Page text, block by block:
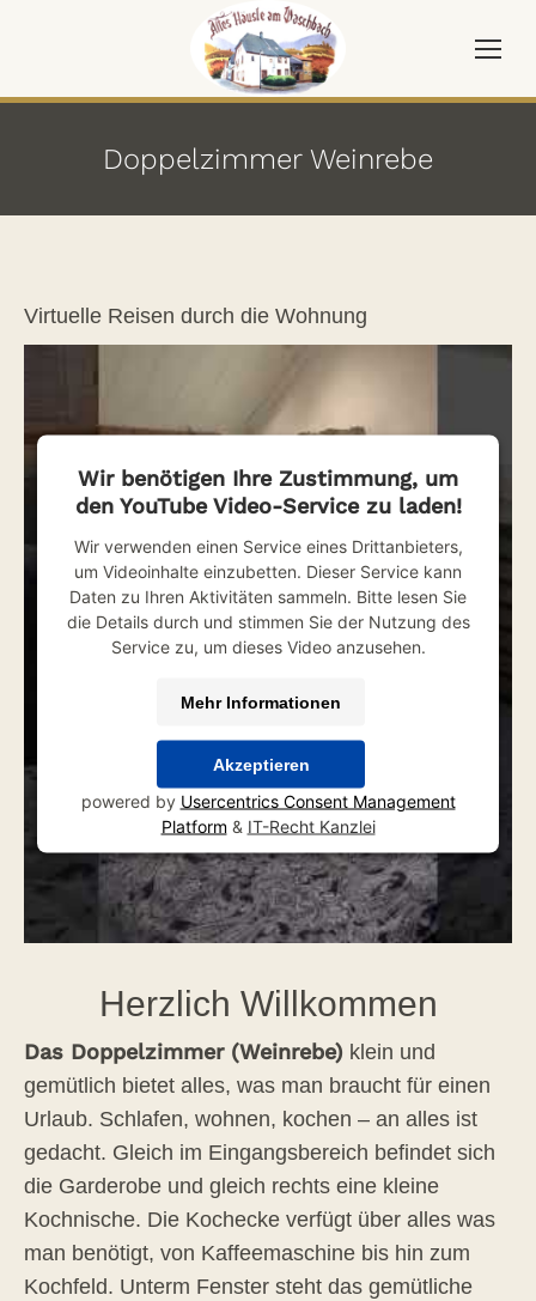
Doppelzimmer Weinrebe
Virtuelle Reisen durch die Wohnung
Wir benötigen Ihre Zustimmung, um
den YouTube Video-Service zu laden!
Wir verwenden einen Service eines Drittanbieters,
um Videoinhalte einzubetten. Dieser Service kann
Daten zu Ihren Aktivitäten sammeln. Bitte lesen Sie
die Details durch und stimmen Sie der Nutzung des
Service zu, um dieses Video anzusehen.
Mehr Informationen
Akzeptieren
powered by Usercentrics Consent Management
Platform & IT-Recht Kanzlei
Herzlich Willkommen
Das Doppelzimmer (Weinrebe) klein und
gemütlich bietet alles, was man braucht für einen
Urlaub. Schlafen, wohnen, kochen – an alles ist
gedacht. Gleich im Eingangsbereich befindet sich
die Garderobe und gleich rechts eine kleine
Kochnische. Die Kochecke verfügt über alles was
man benötigt, von Kaffeemaschine bis hin zum
Kochfeld. Unterm Fenster steht das gemütliche